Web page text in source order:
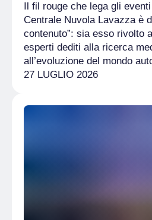
Il fil rouge che lega gli
Centrale Nuvola Lavazza è
contenuto”: sia esso rivolto
esperti dediti alla ricerca
all’evoluzione del mondo
27 LUGLIO 2026